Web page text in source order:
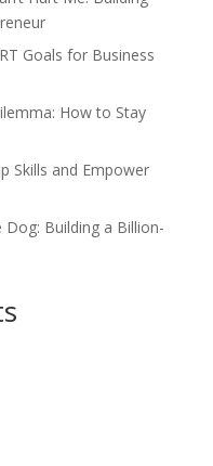
Goals for Business
How to Stay
Skills and Empower
Dog: Building a Billion-